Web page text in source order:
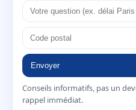
Envoyer
Conseils informatifs, pas un
rappel immédiat.